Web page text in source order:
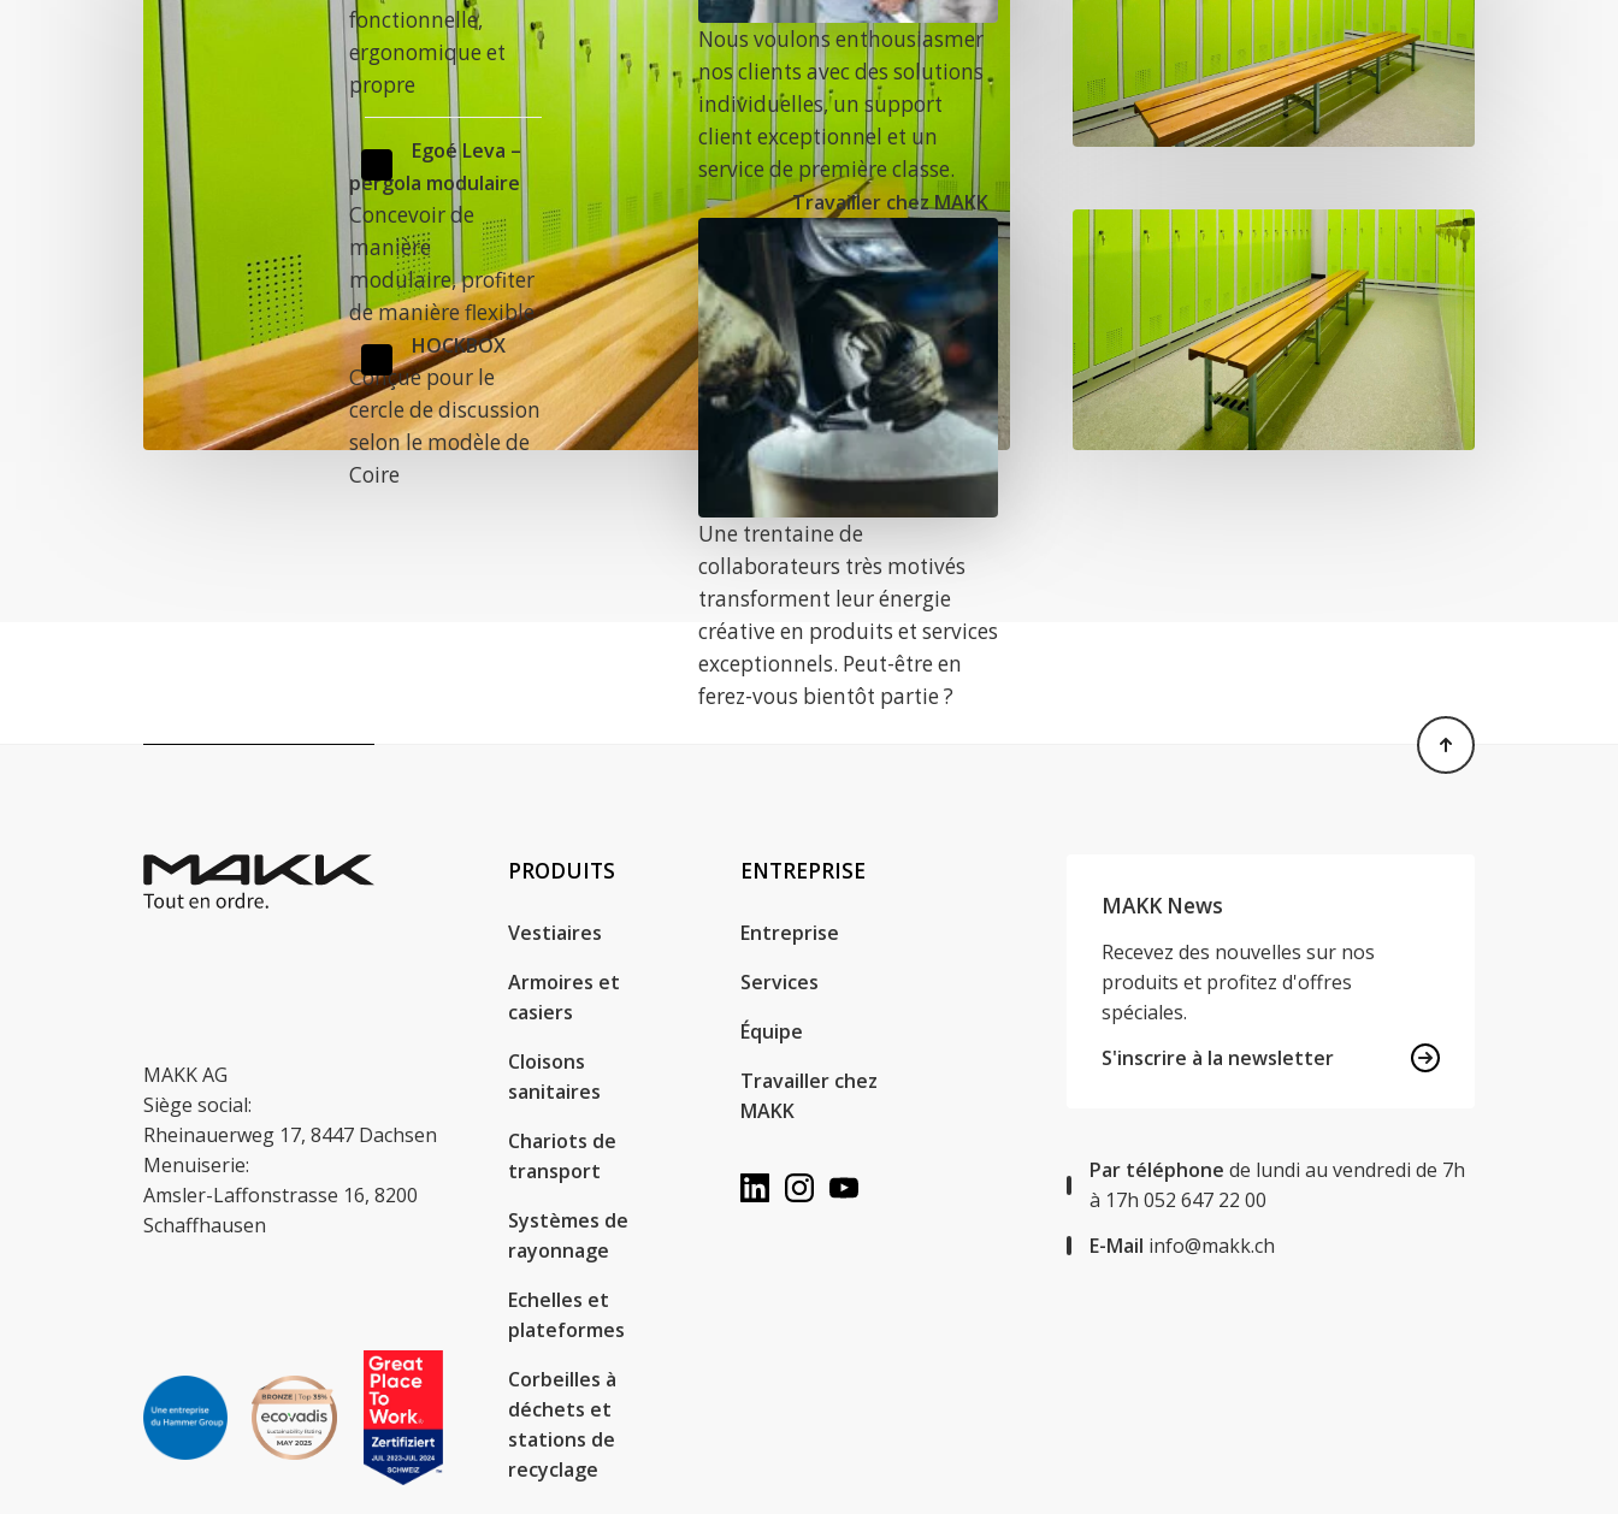
fonctionnelle,
ergonomique et
propre
Egoé Leva –
pergola modulaire
Concevoir de
manière
modulaire, profiter
de manière flexible
HOCKBOX
Conçue pour le
cercle de discussion
selon le modèle de
Coire
Nous voulons enthousiasmer
nos clients avec des solutions
individuelles, un support
client exceptionnel et un
service de première classe.
Travailler chez MAKK
Une trentaine de
collaborateurs très motivés
transforment leur énergie
créative en produits et services
exceptionnels. Peut-être en
ferez-vous bientôt partie ?
MAKK AG
Siège social:
Rheinauerweg 17, 8447 Dachsen
Menuiserie:
Amsler-Laffonstrasse 16, 8200
Schaffhausen
PRODUITS
Vestiaires
Armoires et
casiers
Cloisons
sanitaires
Chariots de
transport
Systèmes de
rayonnage
Echelles et
plateformes
Corbeilles à
déchets et
stations de
recyclage
ENTREPRISE
Entreprise
Services
Équipe
Travailler chez
MAKK
MAKK News
Recevez des nouvelles sur nos
produits et profitez d'offres
spéciales.
S'inscrire à la newsletter
Par téléphone de lundi au vendredi de 7h
à 17h 052 647 22 00
E-Mail info@makk.ch